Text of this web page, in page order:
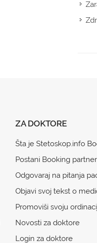
ZA DOKTORE
Šta je Stetoskop.info
Postani Booking partner
Odgovaraj na pitanja
Objavi svoj tekst o
Promoviši svoju
Novosti za doktore
Login za doktore